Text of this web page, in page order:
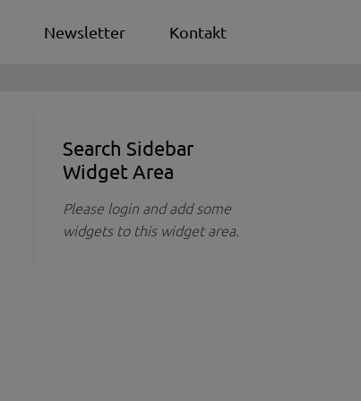
Newsletter Kontakt
Search Sidebar
Widget Area
Please login and add some
widgets to this widget area.